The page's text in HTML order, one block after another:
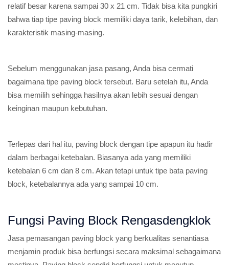
relatif besar karena sampai 30 x 21 cm. Tidak bisa kita pungkiri
bahwa tiap tipe paving block memiliki daya tarik, kelebihan, dan
karakteristik masing-masing.
Sebelum menggunakan jasa pasang, Anda bisa cermati
bagaimana tipe paving block tersebut. Baru setelah itu, Anda
bisa memilih sehingga hasilnya akan lebih sesuai dengan
keinginan maupun kebutuhan.
Terlepas dari hal itu, paving block dengan tipe apapun itu hadir
dalam berbagai ketebalan. Biasanya ada yang memiliki
ketebalan 6 cm dan 8 cm. Akan tetapi untuk tipe bata paving
block, ketebalannya ada yang sampai 10 cm.
Fungsi Paving Block Rengasdengklok
Jasa pemasangan paving block yang berkualitas senantiasa
menjamin produk bisa berfungsi secara maksimal sebagaimana